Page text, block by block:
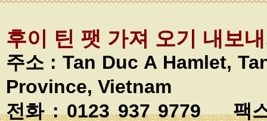
후이 틴 팻 가져 오기 내보
주소 : Tan Duc A Hamlet,
Province, Vietnam
전화 : 0123 937 9779 팩